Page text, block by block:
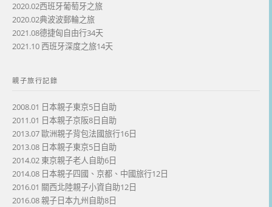
2020.02西班牙葡萄牙之旅
2020.02典波波郵輪之旅
2021.08德捷匈自由行34天
2021.10 西班牙深度之旅14天
親子旅行記錄
2008.01 日本親子東京5日自助
2011.01 日本親子京阪8日自助
2013.07 歐洲親子背包法國旅行16日
2013.08 日本親子東京5日自助
2014.02 東京親子老人自助6日
2014.08 日本親子四國、京都、中國旅行12日
2016.01 關西北陸親子小資自助12日
2016.08 親子日本九州自助8日